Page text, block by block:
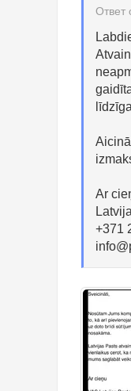
Ответ
Ar
+371